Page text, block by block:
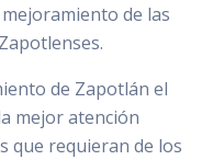
de las
de Zapotlán el
mejor atención
que requieran de los